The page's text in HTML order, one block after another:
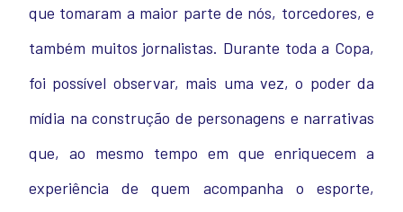
que tomaram a maior parte de nós, torcedores, e
também muitos jornalistas. Durante toda a Copa,
foi possível observar, mais uma vez, o poder da
mídia na construção de personagens e narrativas
que, ao mesmo tempo em que enriquecem a
experiência de quem acompanha o esporte,